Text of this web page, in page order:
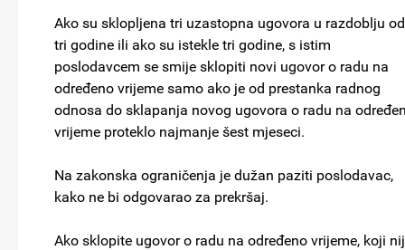
Ako su sklopljena tri uzastopna ugovora u razdoblju od
tri godine ili ako su istekle tri godine, s istim
poslodavcem se smije sklopiti novi ugovor o radu na
određeno vrijeme samo ako je od prestanka radnog
odnosa do sklapanja novog ugovora o radu na
vrijeme proteklo najmanje šest mjeseci.
Na zakonska ograničenja je dužan paziti poslodavac,
kako ne bi odgovarao za prekršaj.
Ako sklopite ugovor o radu na određeno vrijeme, koji